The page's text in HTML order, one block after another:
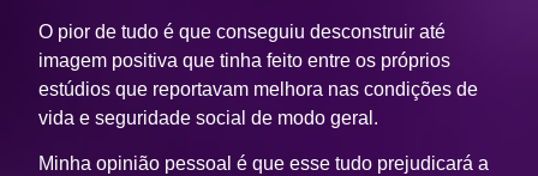
O pior de tudo é que conseguiu desconstruir até
imagem positiva que tinha feito entre os próprios
estúdios que reportavam melhora nas condições de
vida e seguridade social de modo geral.
Minha opinião pessoal é que esse tudo prejudicará a